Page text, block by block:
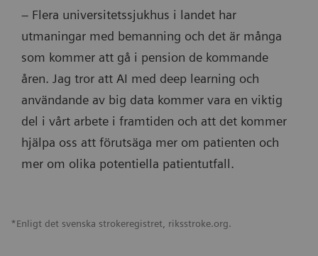
– Flera universitetssjukhus i landet har
utmaningar med bemanning och det är många
som kommer att gå i pension de kommande
åren. Jag tror att AI med deep learning och
användande av big data kommer vara en viktig
del i vårt arbete i framtiden och att det kommer
hjälpa oss att förutsäga mer om patienten och
mer om olika potentiella patientutfall.
*Enligt det svenska strokeregistret, riksstroke.org.